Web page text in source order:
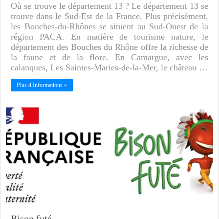
Où se trouve le département 13 ? Le département 13 se
trouve dans le Sud-Est de la France. Plus précisément,
les Bouches-du-Rhônes se situent au Sud-Ouest de la
région PACA. En matière de tourisme nature, le
département des Bouches du Rhône offre la richesse de
la faune et de la flore. En Camargue, avec les
calanques, Les Saintes-Maries-de-la-Mer, le château …
Plus d Informations »